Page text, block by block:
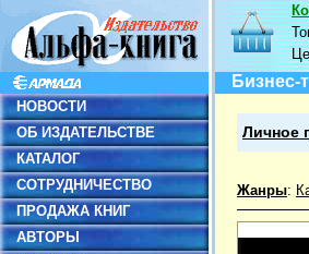
НОВОСТИ
ОБ ИЗДАТЕЛЬСТВЕ
КАТАЛОГ
СОТРУДНИЧЕСТВО
ПРОДАЖА КНИГ
АВТОРЫ
Бизнес-
Личное
Жанры: